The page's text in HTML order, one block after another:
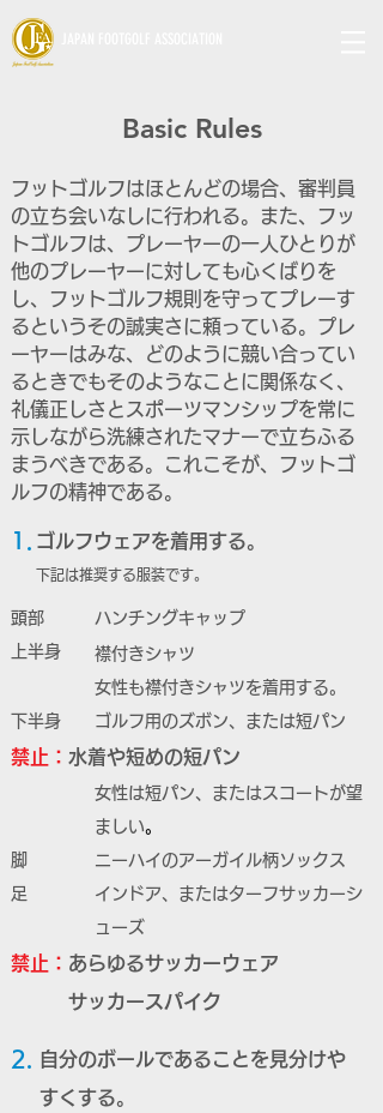
Basic Rules
フットゴルフはほとんどの場合、審判員
の立ち会いなしに行われる。また、フッ
トゴルフは、プレーヤーの一人ひとりが
他のプレーヤーに対しても心くばりを
し、フットゴルフ規則を守ってプレーす
るというその誠実さに頼っている。プレ
ーヤーはみな、どのように競い合ってい
るときでもそのようなことに関係なく、
礼儀正しさとスポーツマンシップを常に
示しながら洗練されたマナーで立ちふる
まうべきである。これこそが、フットゴ
ルフの精神である。
1. ゴルフウェアを着用する。
下記は推奨する服装です。
頭部
ハンチングキャップ
上半身
襟付きシャツ
女性も襟付きシャツを着用する。
下半身
ゴルフ用のズボン、または短パン
禁止： 水着や短めの短パン
女性は短パン、または スコートが望
ましい。
脚
足
ニーハイのアーガイル柄ソックス
インドア、またはターフサッカーシ
ューズ
禁止： あらゆるサッカーウェア
サッカースパイク
2.
自分のボールであることを見分けや
すくする。